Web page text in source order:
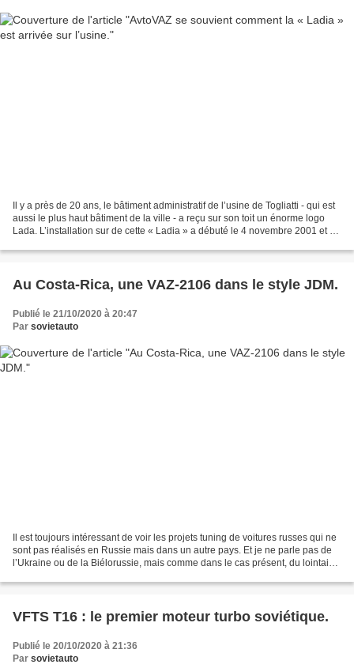
Il y a près de 20 ans, le bâtiment administratif de l’usine de Togliatti - qui est
aussi le plus haut bâtiment de la ville - a reçu sur son toit un énorme logo
Lada. L’installation sur de cette « Ladia » a débuté le 4 novembre 2001 et a
Au Costa-Rica, une VAZ-2106 dans le style JDM.
Publié le 21/10/2020 à 20:47
Par sovietauto
Il est toujours intéressant de voir les projets tuning de voitures russes qui ne
sont pas réalisés en Russie mais dans un autre pays. Et je ne parle pas de
l’Ukraine ou de la Biélorussie, mais comme dans le cas présent, du lointain
VFTS T16 : le premier moteur turbo soviétique.
Publié le 20/10/2020 à 21:36
Par sovietauto